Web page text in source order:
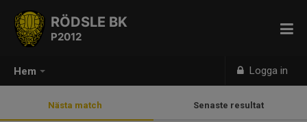
Hem Logga in
RÖDSLE BK
P2012
Nästa match Senaste resultat